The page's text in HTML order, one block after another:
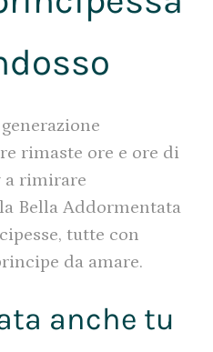
rimaste ore e ore di
a rimirare
Bella Addormentata
tutte con
da amare.
anche tu